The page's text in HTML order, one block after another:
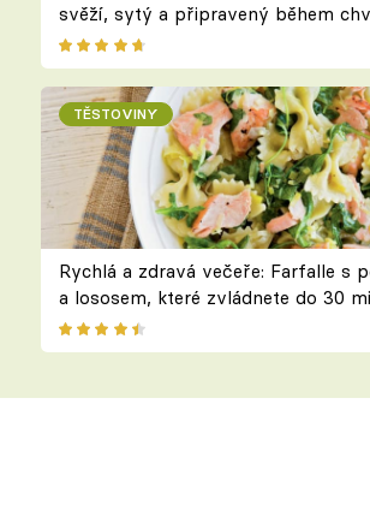
svěží, sytý a připravený během
TĚSTOVINY
Rychlá a zdravá večeře: Farfalle s
a lososem, které zvládnete do 30